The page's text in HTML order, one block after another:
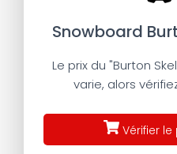
Snowboard
Le prix du "Burton
varie, alors
Vérifier le